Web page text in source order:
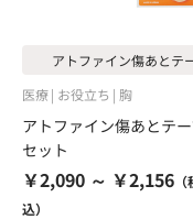
アトファイン傷あとテ
医療 お役立ち 胸
アトファイン傷あとテ
セット
￥2,090 ～ ￥2,156
込）